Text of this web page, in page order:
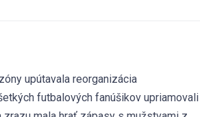
upútavala reorganizácia
futbalových fanúšikov upriamovali